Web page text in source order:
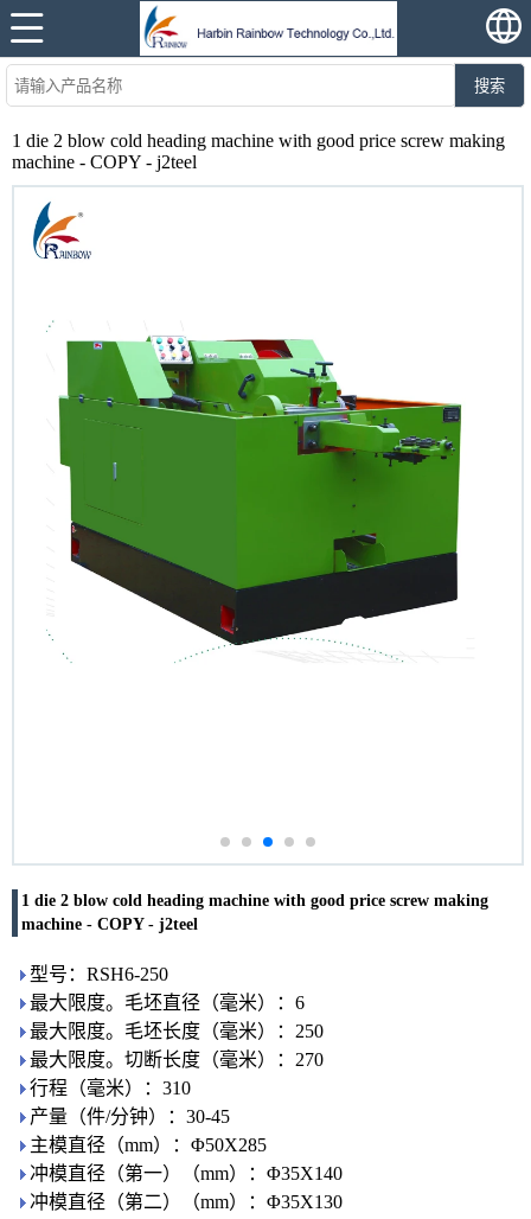
搜索
1 die 2 blow cold heading machine with good price screw making
machine - COPY - j2teel
1 die 2 blow cold heading machine with good price screw making
machine - COPY - j2teel
型号：RSH6-250
最大限度。毛坯直径（毫米）：6
最大限度。毛坯长度（毫米）：250
最大限度。切断长度（毫米）：270
行程（毫米）：310
产量（件/分钟）：30-45
主模直径（mm）：Φ50X285
冲模直径（第一）（mm）：Φ35X140
冲模直径（第二）（mm）：Φ35X130